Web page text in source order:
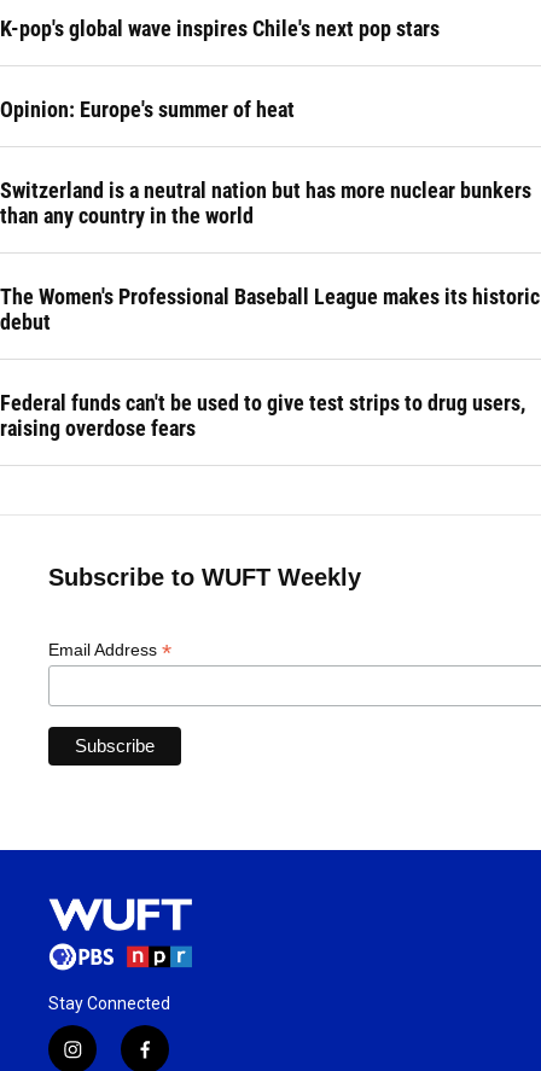
K-pop's global wave inspires Chile's next pop stars
Opinion: Europe's summer of heat
Switzerland is a neutral nation but has more nuclear bunkers
than any country in the world
The Women's Professional Baseball League makes its historic
debut
Federal funds can't be used to give test strips to drug users,
raising overdose fears
Subscribe to WUFT Weekly
Email Address *
Stay Connected
i
f